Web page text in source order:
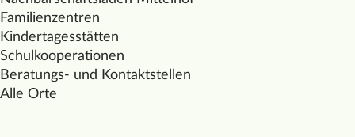
Familienzentren
Kindertagesstätten
Schulkooperationen
Beratungs- und Kontaktstellen
Alle Orte